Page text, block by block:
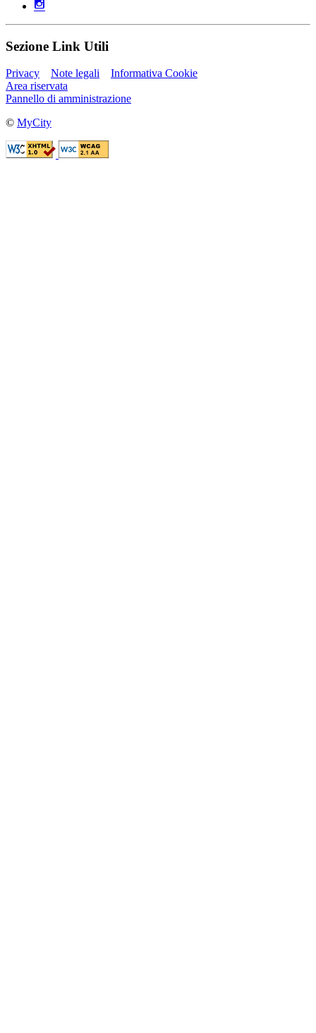
Sezione Link Utili
Privacy Note legali
Informativa Cookie
Area riservata
Pannello di amministrazione
© MyCity